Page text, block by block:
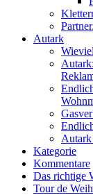
Autark
Autark
Kategorie
Kommentare
Das richtige
Tour de